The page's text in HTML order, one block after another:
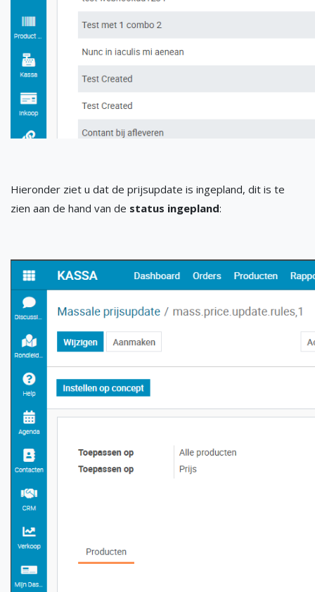
Hieronder ziet u dat de prijsupdate is ingepland, dit is te
zien aan de hand van de status ingepland: